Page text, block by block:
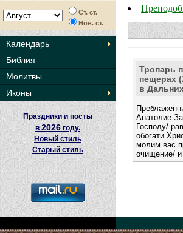
Ст. ст.
Нов. ст.
Календарь
Библия
Молитвы
Иконы
Праздники и посты
в2026 году.
Новый стиль
Старый стиль
Тропарь
пещерах
в
Анатолие
Господу/
обогати
молим вас
очищение/